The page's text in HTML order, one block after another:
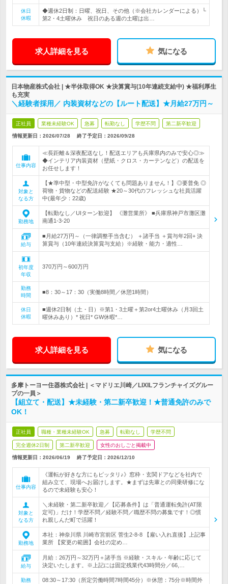
休日
休暇
◆週休2日制：日曜、祝日、その他（※会社カレンダーによる）└
第2・4土曜休み 祝日のある週の土曜は出…
求人詳細を見る 気になる
日本物産株式会社 | ★半休取得OK ★決算賞与(10年連続支給中) ★福利厚生
も充実
＼経験者採用／ 内装資材などの【ルート配送】★月給27万円～
正社員 業種未経験OK 急募 転勤なし 学歴不問 第二新卒歓迎
情報更新日：2026/07/28 終了予定日： 2026/09/28
仕事内容
≪長距離＆深夜配送なし！配送エリアも兵庫県内のみで安心◎≫
◆インテリア内装資材（壁紙・クロス・カーテンなど）の配送を
お任せします！
対象と
なる方
【★準中型・中型免許がなくても問題ありません！】◎要普免 ◎
荷物・貨物などの配送経験 ★20～30代のフレッシュな社員活躍
中(最年少：22歳)
勤務地
【転勤なし／UIターン歓迎】 《灘営業所》 ■兵庫県神戸市灘区灘
南通1-3-20
給与
■月給27万円～（一律調整手当含む） ＋諸手当 ＋賞与年2回+ 決
算賞与（10年連続決算賞与支給）※経験・能力・適性…
初年度
年収
370万円～600万円
勤務
時間
■8：30～17：30（実働8時間／休憩1時間）
休日
休暇
■週休2日制（土・日）※第1・3土曜＋第2or4土曜休み（月3回土
曜休みあり）* 祝日* GW休暇*…
求人詳細を見る 気になる
多摩トーヨー住器株式会社 | ＜マドリエ川崎／LIXILフランチャイズグルー
プの一員＞
【組立て・配送】★未経験・第二新卒歓迎！★普通免許のみで
OK！
正社員 職種・業種未経験OK 急募 転勤なし 学歴不問
完全週休2日制 第二新卒歓迎 女性のおしごと掲載中
情報更新日：2026/06/19 終了予定日： 2026/12/10
仕事内容
《運転が好きな方にもピッタリ♪》窓枠・玄関ドアなどを社内で
組み立て、現場へお届けします。★まずは先輩との同乗研修にな
るので未経験も安心！
対象と
なる方
＼未経験・第二新卒歓迎／【応募条件】は「普通運転免許(AT限
定可)」だけ！学歴不問／経験不問／職歴不問の募集です！◎慣
れ親しんだ町で活躍！
勤務地
本社：神奈川県 川崎市宮前区 菅生2-8-8 【雇い入れ直後】上記事
業所 【変更の範囲】会社の定め…
給与
月給：26万円～32万円＋諸手当 ※経験・スキル・年齢に応じて
決定いたします。※上記には固定残業代43時間分／66,…
勤務
08:30～17:30（所定労働時間7時間45分）※休憩：75分※時間外